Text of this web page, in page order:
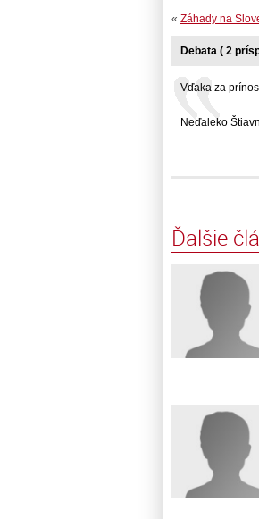
« Záhady na
Debata ( 2
Vďaka za
Neďaleko
Ďalšie